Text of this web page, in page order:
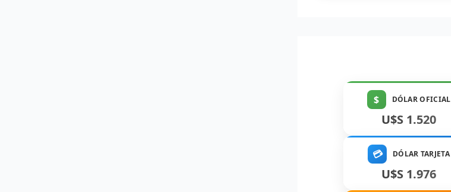
$ DÓLAR OFICIAL
U$S 1.520
💳 DÓLAR TARJETA
U$S 1.976